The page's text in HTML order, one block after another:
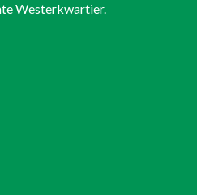
Westerkwartier.